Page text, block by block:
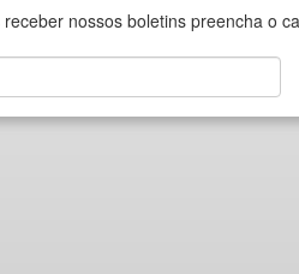
nossos boletins preencha o